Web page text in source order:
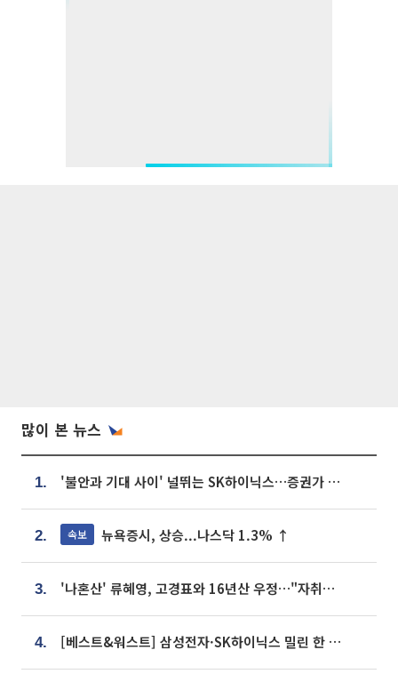
많이 본 뉴스
1. '불안과 기대 사이' 널뛰는 SK하이닉스…증권가 "HBM4·LTA 기반 펀터멘털 견고"
2. 속보 뉴욕증시, 상승...나스닥 1.3% ↑
3. '나혼산' 류혜영, 고경표와 16년산 우정…"자취방서 부모님과 마주쳐"
4. [베스트&워스트] 삼성전자·SK하이닉스 밀린 한 주…상상인증권은 85% 급등